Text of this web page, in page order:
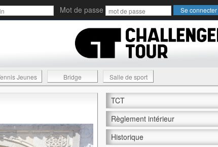
Mot de passe
Jeunes Bridge Salle de sport
TCT
Règlement intérieur
Historique